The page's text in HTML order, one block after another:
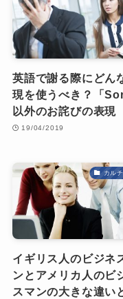
英語で謝る際にどん
現を使うべき？「
以外のお詫びの表現
19/04/2019
カル
イギリス人のビジネ
ンとアメリカ人のビ
スマンの大きな違い